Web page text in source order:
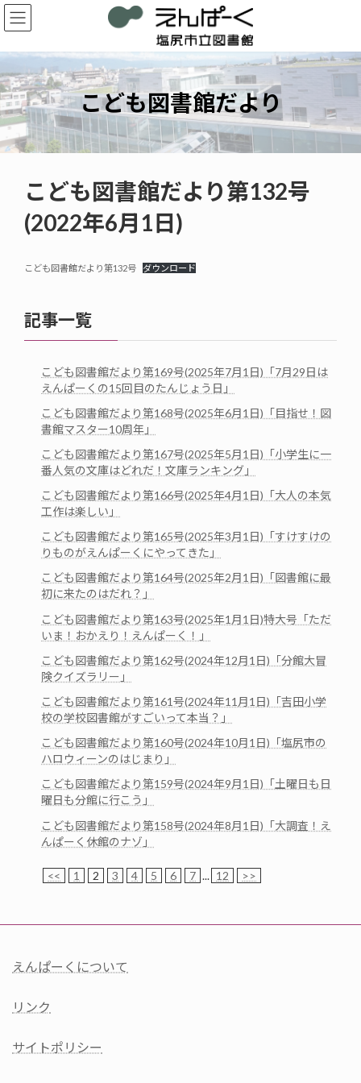
コ
ン
ン
ツ
へ
ス
キ
ッ
プ
ナ
ビ
ー
シ
ョ
ン
に
移
動
こども図書館だより
こども図書館だより第132号
(2022年6月1日)
こども図書館だより第132号 ダウンロード
記事一覧
こども図書館だより第169号(2025年7月1日)「7月29日は
えんぱーくの15回目のたんじょう日」
こども図書館だより第168号(2025年6月1日)「目指せ！図
書館マスター10周年」
こども図書館だより第167号(2025年5月1日)「小学生に一
番人気の文庫はどれだ！文庫ランキング」
こども図書館だより第166号(2025年4月1日)「大人の本気
工作は楽しい」
こども図書館だより第165号(2025年3月1日)「すけすけの
りものがえんぱーくにやってきた」
こども図書館だより第164号(2025年2月1日)「図書館に最
初に来たのはだれ？」
こども図書館だより第163号(2025年1月1日)特大号「ただ
いま！おかえり！えんぱーく！」
こども図書館だより第162号(2024年12月1日)「分館大冒
険クイズラリー」
こども図書館だより第161号(2024年11月1日)「吉田小学
校の学校図書館がすごいって本当？」
こども図書館だより第160号(2024年10月1日)「塩尻市の
ハロウィーンのはじまり」
こども図書館だより第159号(2024年9月1日)「土曜日も日
曜日も分館に行こう」
こども図書館だより第158号(2024年8月1日)「大調査！え
んぱーく休館のナゾ」
<< 1 2 3 4 5 6 7 ... 12 >>
えんぱーくについて
リンク
サイトポリシー